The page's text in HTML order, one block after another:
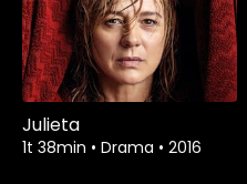
Julieta
1t 38min • Drama • 2016